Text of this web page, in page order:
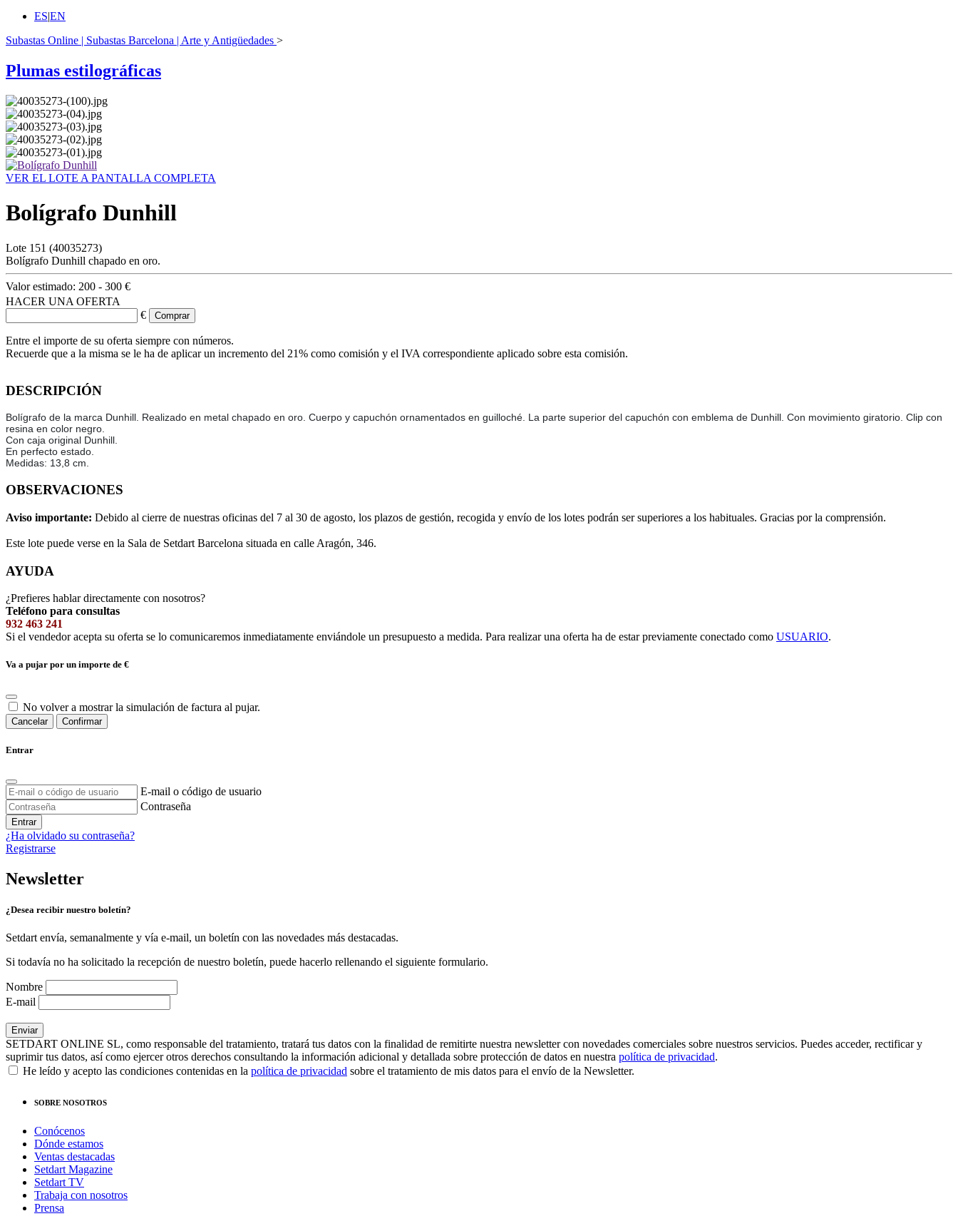
ES|EN
Subastas Online | Subastas Barcelona | Arte y Antigüedades >
Plumas estilográficas
VER EL LOTE A PANTALLA COMPLETA
Bolígrafo Dunhill
Lote 151 (40035273)
Bolígrafo Dunhill chapado en oro.
Valor estimado: 200 - 300 €
HACER UNA OFERTA
€
Entre el importe de su oferta siempre con números.
Recuerde que a la misma se le ha de aplicar un incremento del 21% como comisión y el IVA correspondiente aplicado sobre esta comisión.
DESCRIPCIÓN
Bolígrafo de la marca Dunhill. Realizado en metal chapado en oro. Cuerpo y capuchón ornamentados en guilloché. La parte superior del capuchón con emblema de Dunhill. Con movimiento giratorio. Clip con
resina en color negro.
Con caja original Dunhill.
En perfecto estado.
Medidas: 13,8 cm.
OBSERVACIONES
Aviso importante: Debido al cierre de nuestras oficinas del 7 al 30 de agosto, los plazos de gestión, recogida y envío de los lotes podrán ser superiores a los habituales. Gracias por la comprensión.
Este lote puede verse en la Sala de Setdart Barcelona situada en calle Aragón, 346.
AYUDA
¿Prefieres hablar directamente con nosotros?
Teléfono para consultas
932 463 241
Si el vendedor acepta su oferta se lo comunicaremos inmediatamente enviándole un presupuesto a medida. Para realizar una oferta ha de estar previamente conectado como USUARIO.
Va a pujar por un importe de €
No volver a mostrar la simulación de factura al pujar.
Cancelar Confirmar
Entrar
E-mail o código de usuario
Contraseña
Entrar
¿Ha olvidado su contraseña?
Registrarse
Newsletter
¿Desea recibir nuestro boletín?
Setdart envía, semanalmente y vía e-mail, un boletín con las novedades más destacadas.
Si todavía no ha solicitado la recepción de nuestro boletín, puede hacerlo rellenando el siguiente formulario.
Nombre
E-mail
SETDART ONLINE SL, como responsable del tratamiento, tratará tus datos con la finalidad de remitirte nuestra newsletter con novedades comerciales sobre nuestros servicios. Puedes acceder, rectificar y
suprimir tus datos, así como ejercer otros derechos consultando la información adicional y detallada sobre protección de datos en nuestra política de privacidad.
He leído y acepto las condiciones contenidas en la política de privacidad sobre el tratamiento de mis datos para el envío de la Newsletter.
SOBRE NOSOTROS
Conócenos
Dónde estamos
Ventas destacadas
Setdart Magazine
Setdart TV
Trabaja con nosotros
Prensa